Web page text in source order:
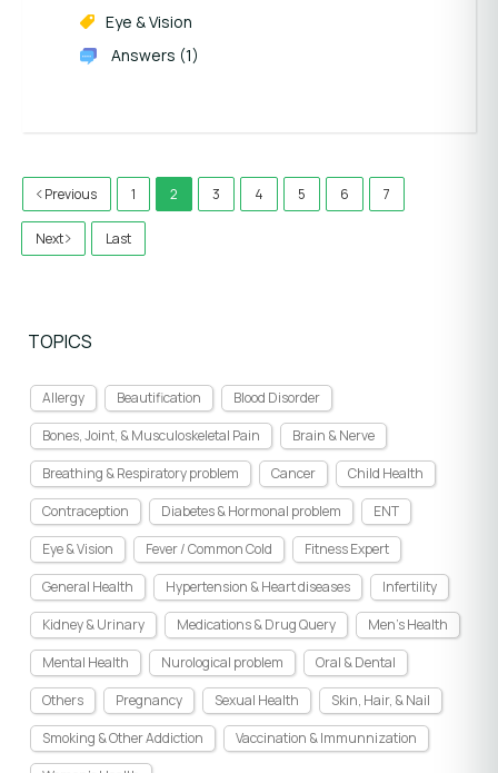
Eye & Vision
Answers (1)
Previous 1 2 3 4 5 6 7
Next Last
TOPICS
Allergy Beautification
Blood Disorder
Bones, Joint, & Musculoskeletal Pain
Brain & Nerve
Breathing & Respiratory problem
Cancer
Child Health
Contraception
Diabetes & Hormonal problem
ENT
Eye & Vision
Fever / Common Cold
Fitness Expert
General Health
Hypertension & Heart diseases
Infertility
Kidney & Urinary
Medications & Drug Query
Men's Health
Mental Health
Nurological problem
Oral & Dental
Others
Pregnancy Sexual Health
Skin, Hair, & Nail
Smoking & Other Addiction
Vaccination & Immunnization